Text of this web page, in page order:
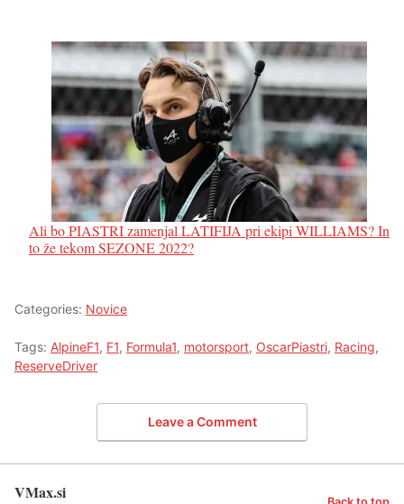
Ali bo PIASTRI zamenjal LATIFIJA pri ekipi WILLIAMS? In
to že tekom SEZONE 2022?
Categories: Novice
Tags: AlpineF1, F1, Formula1, motorsport, OscarPiastri, Racing,
ReserveDriver
Leave a Comment
VMax.si